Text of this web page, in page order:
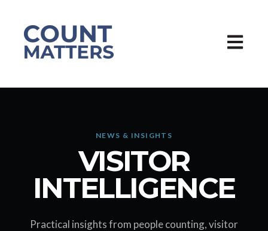
NEWS & INSIGHTS
VISITOR
INTELLIGENCE
Practical insights from people counting, visitor